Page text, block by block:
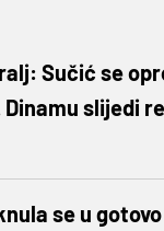
Sučić se
slijedi
se u